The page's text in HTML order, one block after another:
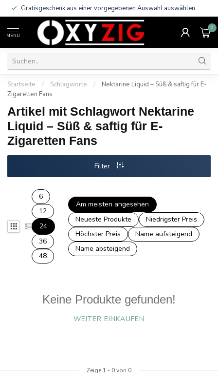
Gratisgeschenk aus einer vorgegebenen Auswahl auswählen
MENU
0
Startseite / Schlagworte /
Nektarine Liquid – Süß & saftig für E-
Zigaretten Fans
Artikel mit Schlagwort Nektarine
Liquid – Süß & saftig für E-
Zigaretten Fans
Filter
6
12
24
36
48
Am meisten angesehen
Neueste Produkte
Niedrigster Preis
Höchster Preis
Name aufsteigend
Name absteigend
Keine Produkte gefunden!
WEITER EINKAUFEN
Zeige 1 - 0von 0